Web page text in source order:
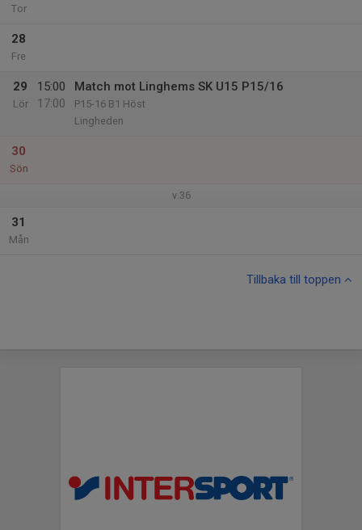
Tor
28
Fre
29
Lör
15:00
17:00
Match mot Linghems SK U15 P15/16
P15-16 B1 Höst
Lingheden
30
Sön
v.36
31
Mån
Tillbaka till toppen